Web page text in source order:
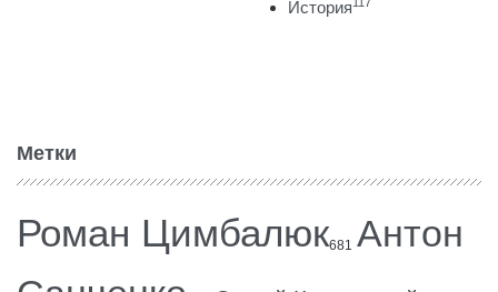
История
Метки
Роман Цимбалюк681 Антон